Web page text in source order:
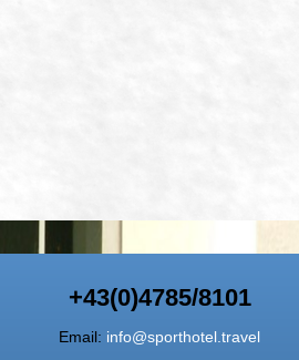
+43(0)4785/8101
Email: info@sporthotel.travel